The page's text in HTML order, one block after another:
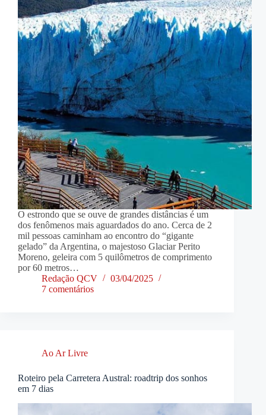
O estrondo que se ouve de grandes distâncias é um
dos fenômenos mais aguardados do ano. Cerca de 2
mil pessoas caminham ao encontro do “gigante
gelado” da Argentina, o majestoso Glaciar Perito
Moreno, geleira com 5 quilômetros de comprimento
por 60 metros…
Redação QCV
03/04/2025
7 comentários
Ao Ar Livre
Roteiro pela Carretera Austral: roadtrip dos sonhos
em 7 dias